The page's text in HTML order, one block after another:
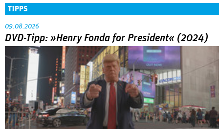
TIPPS
09.08.2026
DVD-Tipp: »Henry Fonda for President« (2024)